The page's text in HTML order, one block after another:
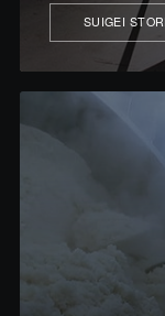
SUIGEI